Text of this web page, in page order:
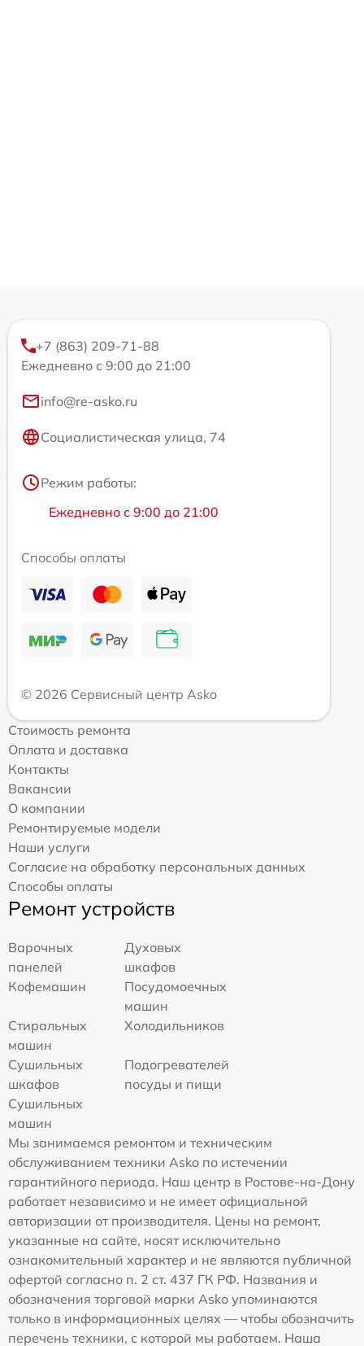
+7 (863) 209-71-88
Ежедневно с 9:00 до 21:00
info@re-asko.ru
Социалистическая улица, 74
Режим работы:
Ежедневно с 9:00 до 21:00
Способы оплаты
© 2026 Сервисный центр Asko
Стоимость ремонта
Оплата и доставка
Контакты
Вакансии
О компании
Ремонтируемые модели
Наши услуги
Согласие на обработку персональных данных
Способы оплаты
Ремонт устройств
Варочных
панелей
Духовых
шкафов
Кофемашин
Посудомоечных
машин
Стиральных
машин
Холодильников
Сушильных
шкафов
Подогревателей
посуды и пищи
Сушильных
машин
Мы занимаемся ремонтом и техническим
обслуживанием техники Asko по истечении
гарантийного периода. Наш центр в Ростове-на-Дону
работает независимо и не имеет официальной
авторизации от производителя. Цены на ремонт,
указанные на сайте, носят исключительно
ознакомительный характер и не являются публичной
офертой согласно п. 2 ст. 437 ГК РФ. Названия и
обозначения торговой марки Asko упоминаются
только в информационных целях — чтобы обозначить
перечень техники, с которой мы работаем. Наша